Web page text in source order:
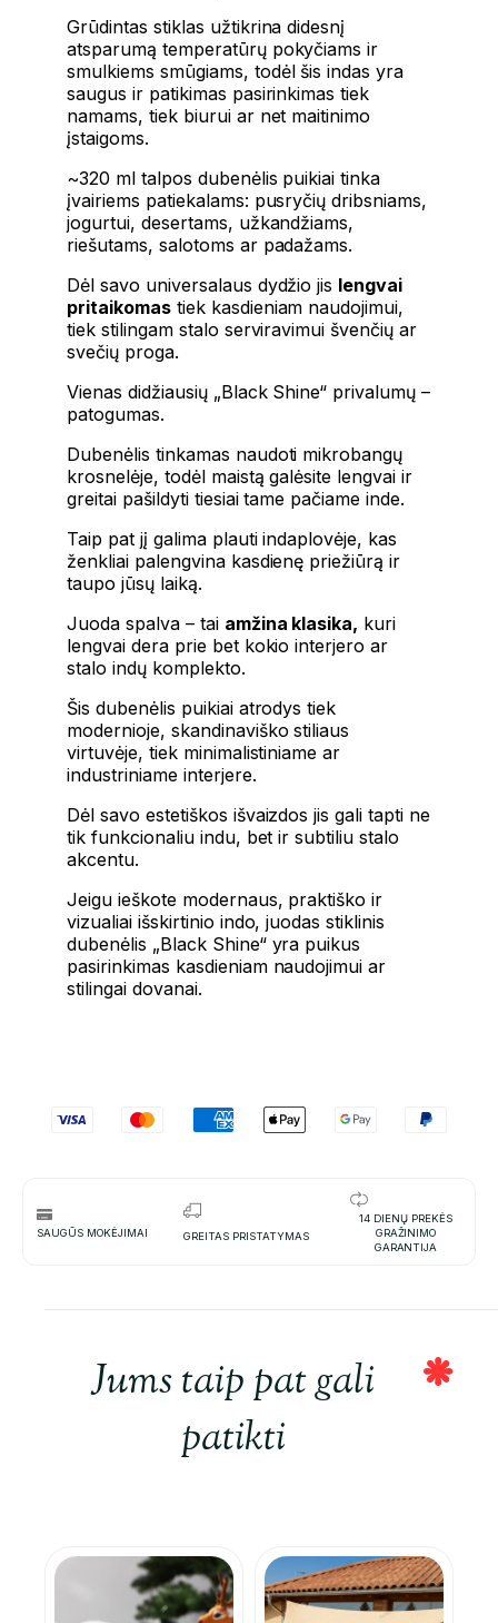
Grūdintas stiklas užtikrina didesnį
atsparumą temperatūrų pokyčiams ir
smulkiems smūgiams, todėl šis indas yra
saugus ir patikimas pasirinkimas tiek
namams, tiek biurui ar net maitinimo
įstaigoms.
~320 ml talpos dubenėlis puikiai tinka
įvairiems patiekalams: pusryčių dribsniams,
jogurtui, desertams, užkandžiams,
riešutams, salotoms ar padažams.
Dėl savo universalaus dydžio jis lengvai
pritaikomastiek kasdieniam naudojimui,
tiek stilingam stalo serviravimui švenčių ar
svečių proga.
Vienas didžiausių „Black Shine“ privalumų –
patogumas.
Dubenėlis tinkamas naudoti mikrobangų
krosnelėje, todėl maistą galėsite lengvai ir
greitai pašildyti tiesiai tame pačiame inde.
Taip pat jį galima plauti indaplovėje, kas
ženkliai palengvina kasdienę priežiūrą ir
taupo jūsų laiką.
Juoda spalva – tai amžina klasika, kuri
lengvai dera prie bet kokio interjero ar
stalo indų komplekto.
Šis dubenėlis puikiai atrodys tiek
modernioje, skandinaviško stiliaus
virtuvėje, tiek minimalistiniame ar
industriniame interjere.
Dėl savo estetiškos išvaizdos jis gali tapti ne
tik funkcionaliu indu, bet ir subtiliu stalo
akcentu.
Jeigu ieškote modernaus, praktiško ir
vizualiai išskirtinio indo, juodas stiklinis
dubenėlis „Black Shine“ yra puikus
pasirinkimas kasdieniam naudojimui ar
stilingai dovanai.
SAUGŪS MOKĖJIMAI GREITAS PRISTATYMAS
14 DIENŲ PREKĖS
GRAŽINIMO
GARANTIJA
Jums taip pat gali
patikti